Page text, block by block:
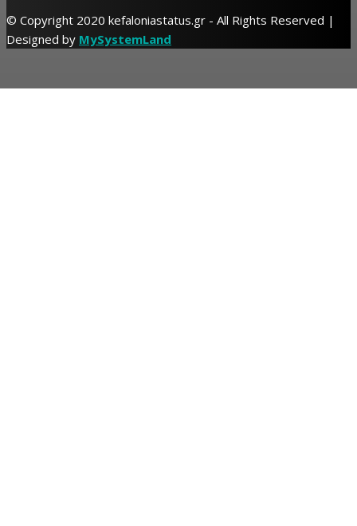
© Copyright 2020 kefaloniastatus.gr - All Rights Reserved |
Designed by MySystemLand